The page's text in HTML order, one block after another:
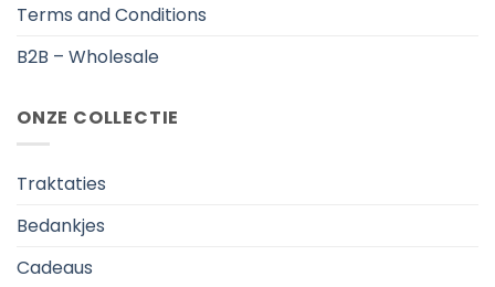
Terms and Conditions
B2B – Wholesale
ONZE COLLECTIE
Traktaties
Bedankjes
Cadeaus